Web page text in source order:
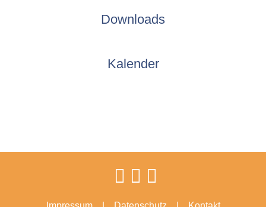
Downloads
Kalender